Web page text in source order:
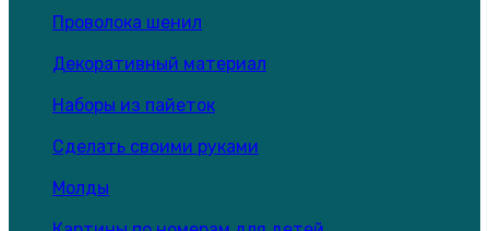
Проволока шенил
Декоративный материал
Наборы из пайеток
Сделать своими руками
Молды